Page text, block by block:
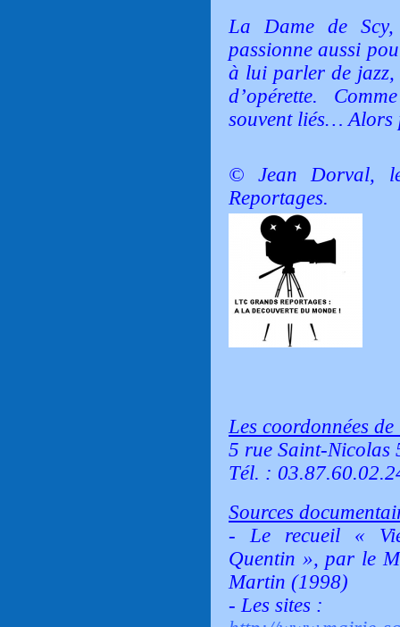
La Dame de
passionne aussi
à lui parler de jazz,
d’opérette.
souvent liés… Alors
© Jean Dorval,
Reportages.
Les coordonnées
5 rue Saint-Nicolas
Tél. :
Sources
- Le recueil «
Quentin », par le
Martin (1998)
- Les sites :